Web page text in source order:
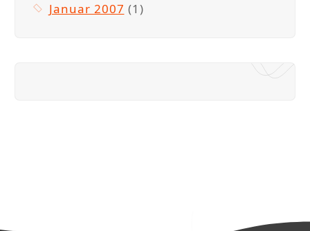
Januar 2007 (1)